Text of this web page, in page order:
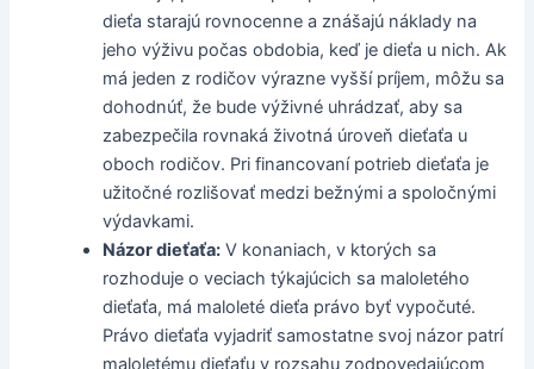
dieťa starajú rovnocenne a znášajú náklady na
jeho výživu počas obdobia, keď je dieťa u nich. Ak
má jeden z rodičov výrazne vyšší príjem, môžu sa
dohodnúť, že bude výživné uhrádzať, aby sa
zabezpečila rovnaká životná úroveň dieťaťa u
oboch rodičov. Pri financovaní potrieb dieťaťa je
užitočné rozlišovať medzi bežnými a spoločnými
výdavkami.
Názor dieťaťa: V konaniach, v ktorých sa
rozhoduje o veciach týkajúcich sa maloletého
dieťaťa, má maloleté dieťa právo byť vypočuté.
Právo dieťaťa vyjadriť samostatne svoj názor patrí
maloletému dieťaťu v rozsahu zodpovedajúcom